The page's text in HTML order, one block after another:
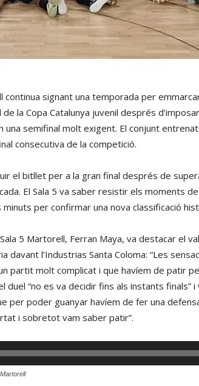
continua signant una temporada per
la Copa Catalunya juvenil després
una semifinal molt exigent. El conjunt
consecutiva de la competició.
el bitllet per a la gran final després de
El Sala 5 va saber resistir els moments
per confirmar una nova classificació
Sala 5 Martorell, Ferran Maya, va destacar el
davant l’Industrias Santa Coloma: “Les
partit molt complicat i que havíem de patir
duel “no es va decidir fins als instants finals”
per poder guanyar havíem de fer una
i sobretot vam saber patir”.